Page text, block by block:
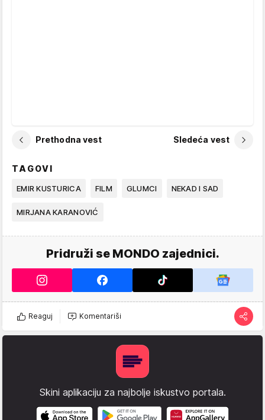
Prethodna vest Sledeća vest
TAGOVI
EMIR KUSTURICA FILM GLUMCI NEKAD I SAD
MIRJANA KARANOVIĆ
Pridruži se MONDO zajednici.
Reaguj Komentariši
Skini aplikaciju za najbolje iskustvo portala.